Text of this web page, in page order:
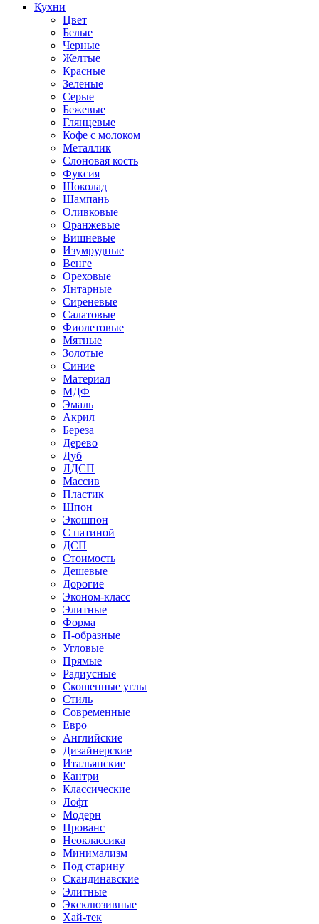
Кухни
Цвет
Белые
Черные
Желтые
Красные
Зеленые
Серые
Бежевые
Глянцевые
Кофе с молоком
Металлик
Слоновая кость
Фуксия
Шоколад
Шампань
Оливковые
Оранжевые
Вишневые
Изумрудные
Венге
Ореховые
Янтарные
Сиреневые
Салатовые
Фиолетовые
Мятные
Золотые
Синие
Материал
МДФ
Эмаль
Акрил
Береза
Дерево
Дуб
ЛДСП
Массив
Пластик
Шпон
Экошпон
С патиной
ДСП
Стоимость
Дешевые
Дорогие
Эконом-класс
Элитные
Форма
П-образные
Угловые
Прямые
Радиусные
Скошенные углы
Стиль
Современные
Евро
Английские
Дизайнерские
Итальянские
Кантри
Классические
Лофт
Модерн
Прованс
Неоклассика
Минимализм
Под старину
Скандинавские
Элитные
Эксклюзивные
Хай-тек